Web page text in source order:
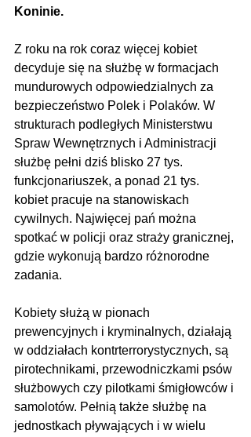
Koninie.
Z roku na rok coraz więcej kobiet
decyduje się na służbę w formacjach
mundurowych odpowiedzialnych za
bezpieczeństwo Polek i Polaków. W
strukturach podległych Ministerstwu
Spraw Wewnętrznych i Administracji
służbę pełni dziś blisko 27 tys.
funkcjonariuszek, a ponad 21 tys.
kobiet pracuje na stanowiskach
cywilnych. Najwięcej pań można
spotkać w policji oraz straży granicznej,
gdzie wykonują bardzo różnorodne
zadania.
Kobiety służą w pionach
prewencyjnych i kryminalnych, działają
w oddziałach kontrterrorystycznych, są
pirotechnikami, przewodniczkami psów
służbowych czy pilotkami śmigłowców i
samolotów. Pełnią także służbę na
jednostkach pływających i w wielu